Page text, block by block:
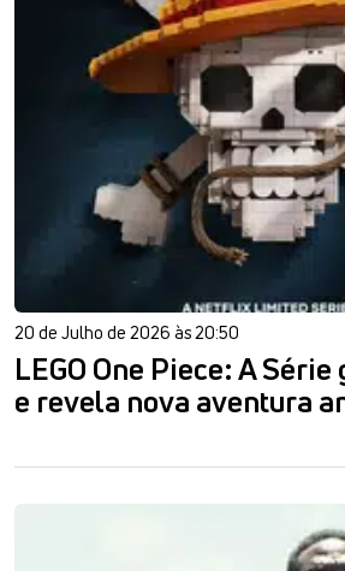
20 de Julho de 2026 às 20:50
LEGO One Piece: A
e revela nova aventura